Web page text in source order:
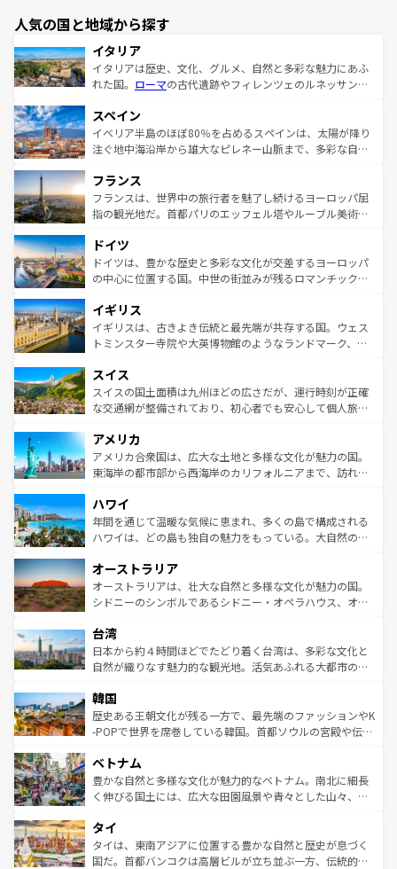
人気の国と地域から探す
イタリア
イタリアは歴史、文化、グルメ、自然と多彩な魅力にあふ
れた国。 ローマの古代遺跡やフィレンツェのルネッサンス
ろん、トスカーナの美しい田園風景やアマルフィ海岸の絶
景など、自然景観も見逃せない。観光の合間には、本場の
ピザやパスタなど、絶品のイタリア料理を堪能することも
ませてくれるイタリアで、忘れられない旅をしてみよう！
なお、新着のイタリア情報はコンテンツ一覧 を参照してほ
しい。
スペイン
イベリア半島のほぼ80％を占めるスペインは、太陽が降り
注ぐ地中海沿岸から雄大なピレネー山脈まで、多彩な自然
文化が根付くこの国では、情熱的なフラメンコ、熱気あふ
れる闘牛、そして美味しいタパスが生活の一部となってい
る。首都マドリードの洗練された雰囲気や、バルセロナの
の城塞都市、穏やかなビーチリゾートまで多彩な表情を見
せる。地方によって風土や気候が異なるスペインはその個
性で訪れる人を魅了する。 なお、新着のスペイン情報はコ
フランス
フランスは、世界中の旅行者を魅了し続けるヨーロッパ屈
指の観光地だ。首都パリのエッフェル塔やルーブル美術館
で、幅広い魅力が詰まっている。華麗な宮殿、歴史的な大
聖堂、美しいビーチ、そして豊かな自然が、訪れる者を心
から魅了する。また、フランスは美食の国としても知ら
いる。シャンパンの発祥地であるランス、プロヴァンスの
香り高いラベンダー畑など、多彩な楽しみ方が可能だ。さ
らに、パリ以外の地域にも魅力が溢れており、どの街角に
れる地方に足を運ぶとそれぞれで全く異なる文化を体験で
きるだろう。 なお、新着のフランス情報はコンテンツ一覧
を参照してほしい。
ドイツ
ドイツは、豊かな歴史と多彩な文化が交差するヨーロッパ
の中心に位置する国。中世の街並みが残るロマンチック街
顔を持つこの国は、どこを歩いても飽きることがない。ベ
ルリンの文化的活気、バイエルン州のアルプスの絶景、そ
してライン川沿いのワイン畑といった風景は必見。ビール
は、お酒好きな人にはぜひ体験してほしい。 なお、新着の
ドイツ情報はコンテンツ一覧を参照してほしい。
イギリス
イギリスは、古きよき伝統と最先端が共存する国。ウェス
トミンスター寺院や大英博物館のようなランドマーク、歴
リアごとに異なる魅力がある。また、優雅なアフタヌーン
ティー、ビール好きにはたまらない英国パブ、サッカー観
戦など、本場だからこそできる体験も豊富。イギリスを旅
ンツ一覧を参照してほしい。
スイス
スイスの国土面積は九州ほどの広さだが、運行時刻が正確
な交通網が整備されており、初心者でも安心して個人旅行
の建物がそのまま残る町や、スイスならではのユニークな
博物館もあり、アルプス観光だけでなく町歩きも満喫する
ことができる。国民の所得が高いため物価も高いが、旅行
ば市内交通費無料で観光を楽しむこともできる。 なお、新
着のスイス情報はコンテンツ一覧 を参照してほしい。
アメリカ
アメリカ合衆国は、広大な土地と多様な文化が魅力の国。
東海岸の都市部から西海岸のカリフォルニアまで、訪れる
のような巨大都市は、観光、ショッピング、エンターテイ
ンメントが詰まった刺激的なスポットだ。一方、アメリカ
西部には大自然が広がり、グランドキャニオンやイエロー
部のニューオーリンズでは、音楽と美食が融合した独特の
文化が魅力。旅行者はアメリカの各地域で異なる魅力を楽
しみながら、その多様性と豊かな歴史を感じることができ
ならではの贅沢な旅のスタイルだ。 なお、新着のアメリカ
情報はコンテンツ一覧を参照してほしい。
ハワイ
年間を通じて温暖な気候に恵まれ、多くの島で構成される
ハワイは、どの島も独自の魅力をもっている。大自然の神
ワイ島は見逃せない。また、定番の観光地といえばオアフ
島だが、静かな自然を求めるならマウイ島やカウアイ島が
おすすめ。エメラルドグリーンに輝く海をはじめ、豊かな
れるおもてなしの心で訪れる人々を迎えてくれるハワイの
人々、おいしいローカルフードやハワイアンミュージッ
ク、伝統的なフラダンスなど、すべてがハワイの魅力を彩
ワイを、存分に味わってほしい。 なお、新着のハワイ情報
はコンテンツ一覧を参照してほしい。
オーストラリア
オーストラリアは、壮大な自然と多様な文化が魅力の国。
シドニーのシンボルであるシドニー・オペラハウス、オー
リアリーフや大陸中央部にそびえるウルル（エアーズロッ
ク）、タスマニアの美しい原生林やケアンズの熱帯雨林な
ど、見どころがたくさん。また、カフェやワイン、オージ
いる。アクティビティも充実しており、サーフィンやダイ
ビング、ハイキングなど、アウトドア好きにはたまらな
い。オーストラリアの多彩な魅力を存分に味わいつくそ
参照してほしい。
台湾
日本から約４時間ほどでたどり着く台湾は、多彩な文化と
自然が織りなす魅力的な観光地。活気あふれる大都市の台
ン）、静ひつな山岳地帯である台湾東部など、都市の喧騒
と山間の静けさが共存しており、訪れる人に新しい発見と
驚きをもたらしてくれる。また、奥深い台湾の食文化も魅
容にもいいと評判のスイーツなど、バラエティ豊かな料理
が味わえる。 なお、新着の台湾情報は コンテンツ一覧を参
照してほしい。
韓国
歴史ある王朝文化が残る一方で、最先端のファッションやK
-POPで世界を席巻している韓国。首都ソウルの宮殿や伝統
き、地方に足を延ばせば四季折々の自然美を楽しむことが
できる。そして、キムチや焼肉、絶品のストリートフード
まで、さまざまな韓国料理が待っている。夜には、韓国な
リティに包まれながら、韓国の多彩な魅力を心ゆくまで味
わってみてほしい。 なお、新着の韓国情報はコンテンツ一
覧を参照してほしい。
ベトナム
豊かな自然と多様な文化が魅力的なベトナム。南北に細長
く伸びる国土には、広大な田園風景や青々とした山々、世
急速な発展と共に伝統が息づく。ハノイの古い町並みやホ
ーチミン市のフランス統治時代の建物も、独特の雰囲気を
醸し出している。また、バラエティの豊かさとおいしさで
タイ
タイは、東南アジアに位置する豊かな自然と歴史が息づく
国だ。首都バンコクは高層ビルが立ち並ぶ一方、伝統的な